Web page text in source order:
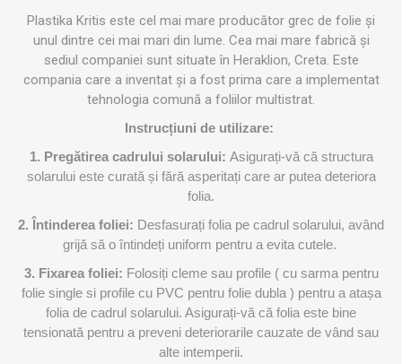
Plastika Kritis este cel mai mare producător grec de folie și
unul dintre cei mai mari din lume. Cea mai mare fabrică și
sediul companiei sunt situate în Heraklion, Creta. Este
compania care a inventat și a fost prima care a implementat
tehnologia comună a foliilor multistrat.
Instrucțiuni de utilizare:
1. Pregătirea cadrului solarului: Asigurați-vă că structura
solarului este curată și fără asperitați care ar putea deteriora
folia.
2. Întinderea foliei: Desfasurați folia pe cadrul solarului, având
grijă să o întindeți uniform pentru a evita cutele.
3. Fixarea foliei: Folosiți cleme sau profile ( cu sarma pentru
folie single si profile cu PVC pentru folie dubla ) pentru a atașa
folia de cadrul solarului. Asigurați-vă că folia este bine
tensionată pentru a preveni deteriorarile cauzate de vând sau
alte intemperii.